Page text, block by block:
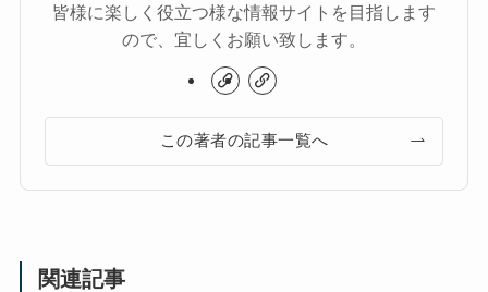
皆様に楽しく役立つ様な情報サイトを目指します
ので、宜しくお願い致します。
この著者の記事一覧へ
関連記事